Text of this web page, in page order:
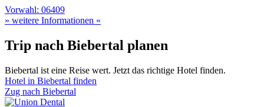
Vorwahl: 06409
» weitere Informationen «
Trip nach Biebertal planen
Biebertal ist eine Reise wert. Jetzt das richtige Hotel finden.
Hotel in Biebertal finden
Zug nach Biebertal